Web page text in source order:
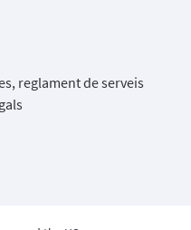
reglament de serveis